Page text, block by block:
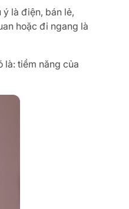
ý là điện, bán lẻ,
hoặc đi ngang là
là: tiềm năng của